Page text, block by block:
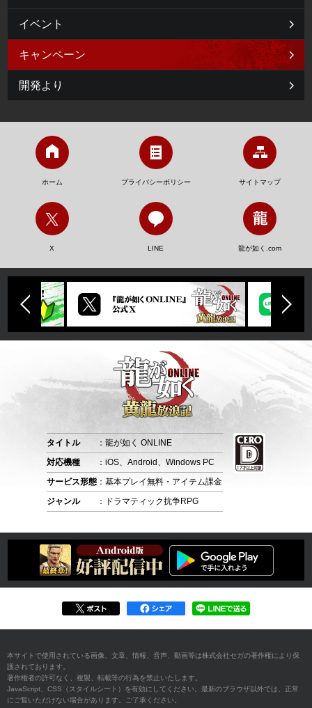
イベント
キャンペーン
開発より
ホーム プライバシーポリシー サイトマップ
X LINE 龍が如く.com
タイトル
：龍が如く ONLINE
対応機種
：iOS、Android、Windows PC
サービス形態 ：基本プレイ無料・アイテム課金
ジャンル
：ドラマティック抗争RPG
本サイトで使用されている画像、文章、情報、音声、動画等は株式会社セガの著作権により保
護されております。
著作権者の許可なく、複製、転載等の行為を禁止いたします。
JavaScript、CSS（スタイルシート）を有効にしてください。最新のブラウザ以外では、正常
にご覧いただけない場合があります。ご了承ください。